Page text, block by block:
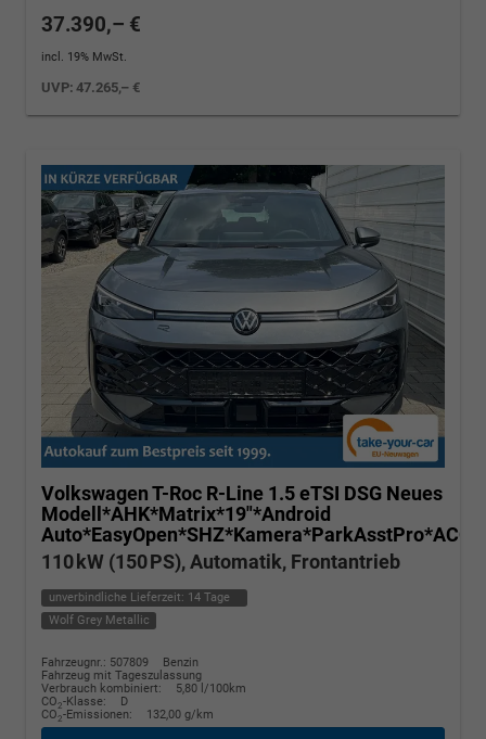
37.390,– €
incl. 19% MwSt.
UVP:47.265,– €
Volkswagen T-Roc R-Line 1.5 eTSI DSG Neues
Modell*AHK*Matrix*19"*Android
110 kW (150 PS), Automatik, Frontantrieb
unverbindliche Lieferzeit: 14 Tage
Wolf Grey Metallic
Fahrzeugnr.: 507809
Benzin
Fahrzeug mit Tageszulassung
Verbrauch kombiniert:
5,80 l/100km
CO2-Klasse:
D
CO2-Emissionen: 132,00 g/km